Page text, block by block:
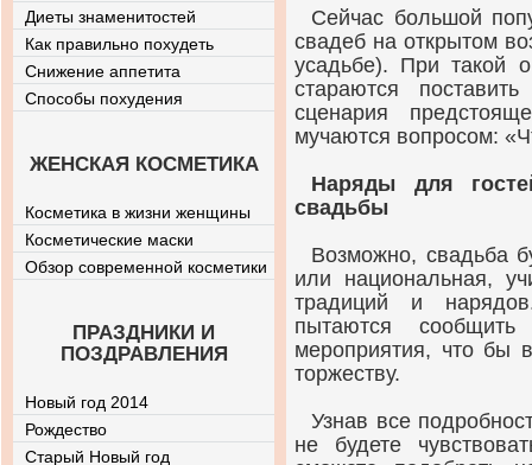
Сейчас большой
свадеб на открытом
усадьбе). При такой
стараются
сценария
мучаются вопросом:
Наряды для
свадьбы
Возможно, свадьба
или национальная,
традиций и
пытаются
мероприятия, что бы
торжеству.
Узнав все
не будете
Диеты знаменитостей
Как правильно похудеть
Снижение аппетита
Способы похудения
ЖЕНСКАЯ КОСМЕТИКА
Косметика в жизни женщины
Косметические маски
Обзор современной косметики
ПРАЗДНИКИ И
ПОЗДРАВЛЕНИЯ
Новый год 2014
Рождество
Старый Новый год